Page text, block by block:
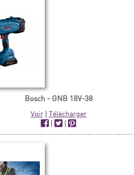
Bosch - GNB 18V-38
Voir| Télécharger
|
|